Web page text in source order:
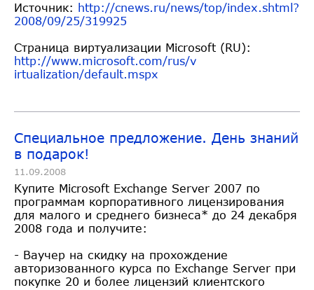
Источник: http://cnews.ru/news/top/index.shtml?
2008/09/25/319925
Страница виртуализации Microsoft (RU):
http://www.microsoft.com/rus/v
irtualization/default.mspx
Специальное предложение. День знаний
в подарок!
11.09.2008
Купите Microsoft Exchange Server 2007 по
программам корпоративного лицензирования
для малого и среднего бизнеса* до 24 декабря
2008 года и получите:
- Ваучер на скидку на прохождение
авторизованного курса по Exchange Server при
покупке 20 и более лицензий клиентского